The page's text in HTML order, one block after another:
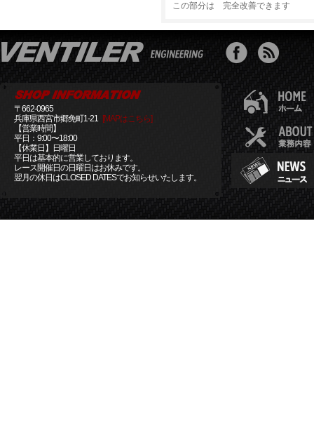
この部分は 完全改善できます
〒662-0965
兵庫県西宮市郷免町1-21 [MAPはこちら]
【営業時間】
平日：9:00〜18:00
【休業日】日曜日
平日は基本的に営業しております。
レース開催日の日曜日はお休みです。
翌月の休日はCLOSED DATESでお知らせいたします。